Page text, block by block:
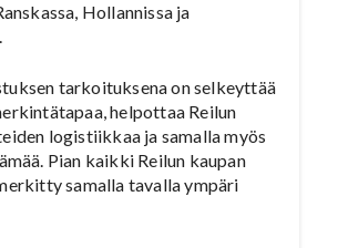
Hollannissa ja
tarkoituksena on selkeyttää
helpottaa Reilun
logistiikkaa ja samalla myös
Pian kaikki Reilun kaupan
samalla tavalla ympäri